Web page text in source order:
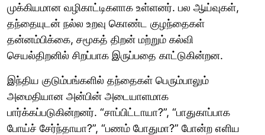
முக்கியமான வழிகாட்டிகளாக உள்ளனர். பல ஆய்வுகள்,
தந்தையுடன் நல்ல உறவு கொண்ட குழந்தைகள்
தன்னம்பிக்கை, சமூகத் திறன் மற்றும் கல்வி
செயல்திறனில் சிறப்பாக இருப்பதை காட்டுகின்றன.
இந்திய குடும்பங்களில் தந்தைகள் பெரும்பாலும்
அமைதியான அன்பின் அடையாளமாக
பார்க்கப்படுகின்றனர். “சாப்பிட்டாயா?”, “பாதுகாப்பாக
போய்ச் சேர்ந்தாயா?”, “பணம் போதுமா?” போன்ற எளிய